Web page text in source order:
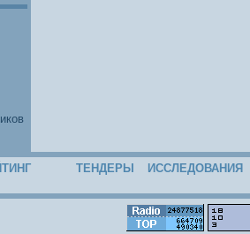
ТЕНДЕРЫ ИССЛЕДОВАНИЯ